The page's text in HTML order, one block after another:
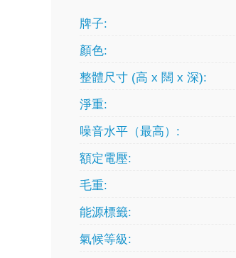
牌子:
顏色:
整體尺寸 (高 x 闊 x 深):
淨重:
噪音水平（最高）:
額定電壓:
毛重:
能源標籤:
氣候等級: